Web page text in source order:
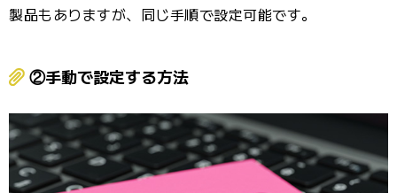
製品もありますが、同じ手順で設定可能です。
②手動で設定する方法